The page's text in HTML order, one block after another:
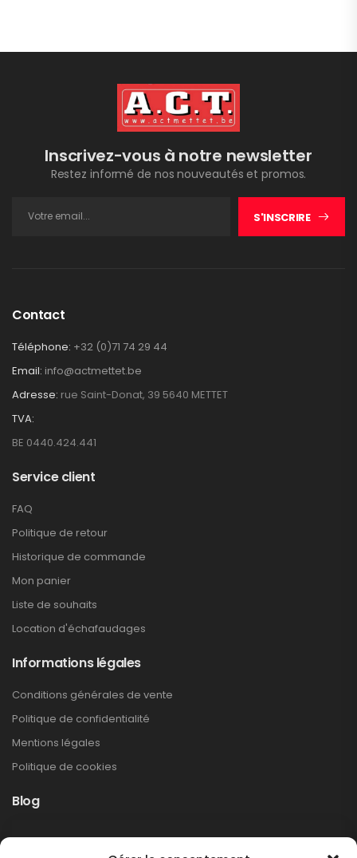
Inscrivez-vous à notre newsletter
Restez informé de nos nouveautés et promos.
S'INSCRIRE
Contact
Téléphone: +32 (0)71 74 29 44
Email: info@actmettet.be
Adresse: rue Saint-Donat, 39 5640 METTET
TVA:
BE 0440.424.441
Service client
FAQ
Politique de retour
Historique de commande
Mon panier
Liste de souhaits
Location d'échafaudages
Informations légales
Conditions générales de vente
Politique de confidentialité
Mentions légales
Politique de cookies
Blog